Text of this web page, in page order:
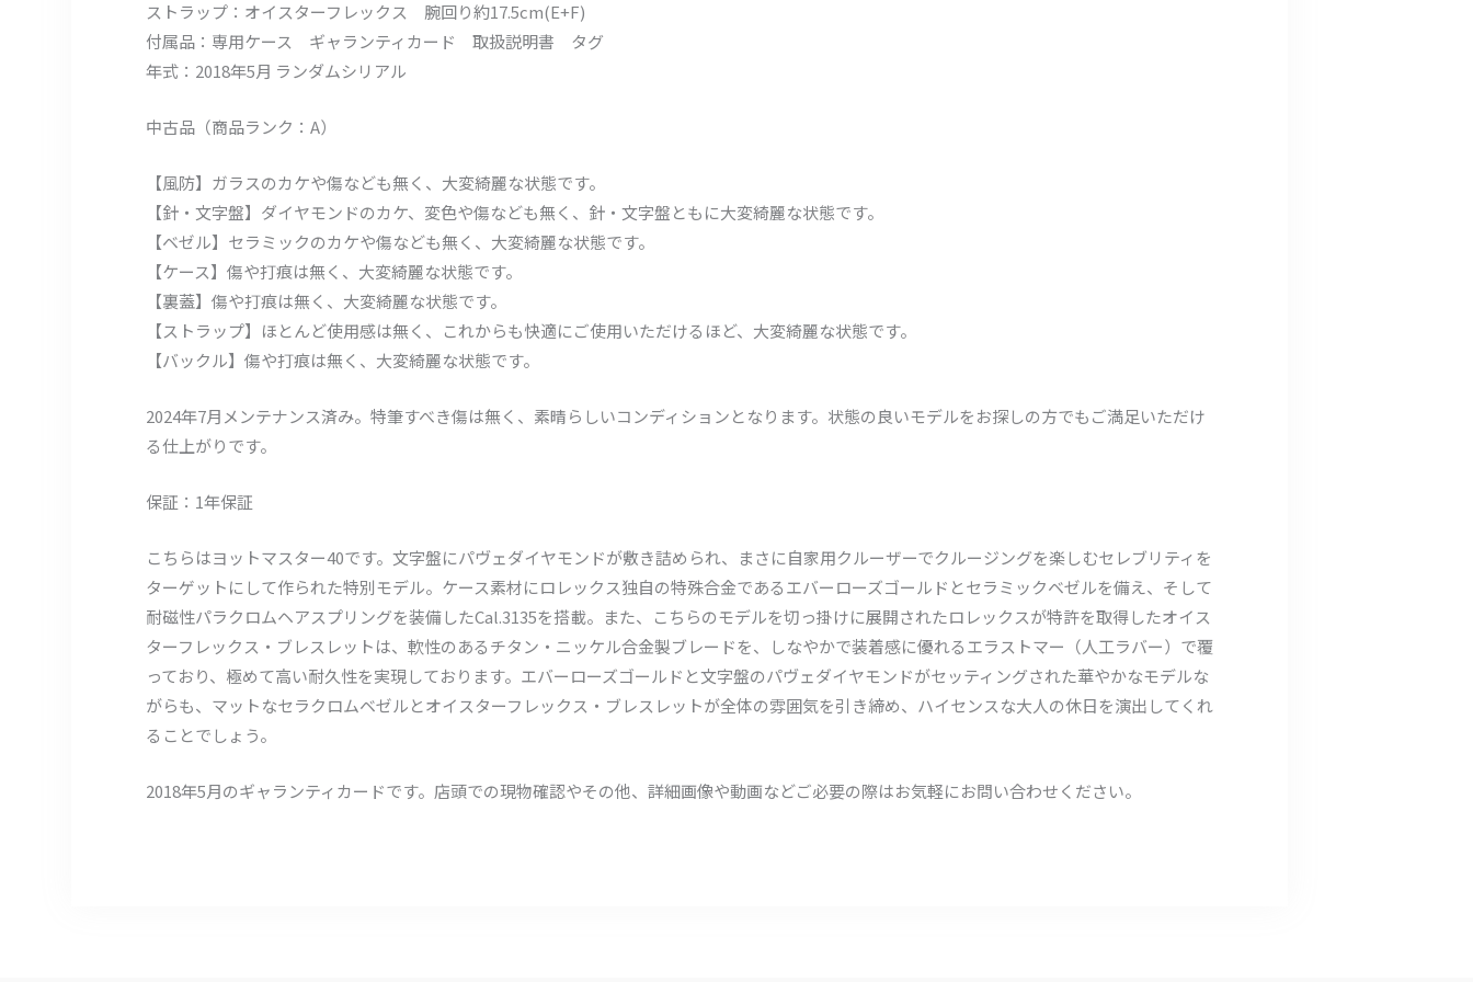
ストラップ：オイスターフレックス 腕回り約17.5cm(E+F)
付属品：専用ケース ギャランティカード 取扱説明書 タグ
年式：2018年5月 ランダムシリアル
中古品（商品ランク：A）
【風防】ガラスのカケや傷なども無く、大変綺麗な状態です。
【針・文字盤】ダイヤモンドのカケ、変色や傷なども無く、針・文字盤ともに大変綺麗な状態です。
【ベゼル】セラミックのカケや傷なども無く、大変綺麗な状態です。
【ケース】傷や打痕は無く、大変綺麗な状態です。
【裏蓋】傷や打痕は無く、大変綺麗な状態です。
【ストラップ】ほとんど使用感は無く、これからも快適にご使用いただけるほど、大変綺麗な状態です。
【バックル】傷や打痕は無く、大変綺麗な状態です。
2024年7月メンテナンス済み。特筆すべき傷は無く、素晴らしいコンディションとなります。状態の良いモデルをお探しの方でもご満足いただけ
る仕上がりです。
保証：1年保証
こちらはヨットマスター40です。文字盤にパヴェダイヤモンドが敷き詰められ、まさに自家用クルーザーでクルージングを楽しむセレブリティを
ターゲットにして作られた特別モデル。ケース素材にロレックス独自の特殊合金であるエバーローズゴールドとセラミックベゼルを備え、そして
耐磁性パラクロムヘアスプリングを装備したCal.3135を搭載。また、こちらのモデルを切っ掛けに展開されたロレックスが特許を取得したオイス
ターフレックス・ブレスレットは、軟性のあるチタン・ニッケル合金製ブレードを、しなやかで装着感に優れるエラストマー（人工ラバー）で覆
っており、極めて高い耐久性を実現しております。エバーローズゴールドと文字盤のパヴェダイヤモンドがセッティングされた華やかなモデルな
がらも、マットなセラクロムベゼルとオイスターフレックス・ブレスレットが全体の雰囲気を引き締め、ハイセンスな大人の休日を演出してくれ
ることでしょう。
2018年5月のギャランティカードです。店頭での現物確認やその他、詳細画像や動画などご必要の際はお気軽にお問い合わせください。